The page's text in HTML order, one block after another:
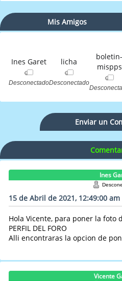
Mis Amigos
Ines Garet
Desconectado
licha
Desconectado
boletin-
mispps
Enviar un
Ines
15 de Abril de 2021, 12:49:00 am
Hola Vicente, para poner la foto
PERFIL DEL FORO
Alli encontraras la opcion de
Vicente